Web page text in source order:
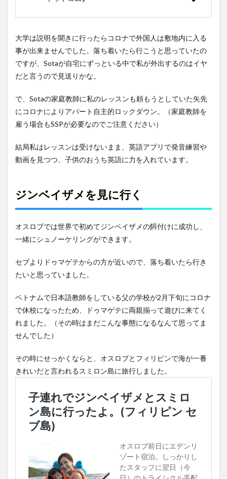
大学は説明を聞きに行ったらコロナで外国人は敷地内に入る
事が出来ませんでした。落ち着いたら行こうと思っていたの
ですが、Sotaが自宅にずっといる中で私が外出するのはイヤ
だと言うので見送りかな。
で、Sotaの家庭教師に私のレッスンも頼もうとしていた矢先
にコロナによりアパート自主的ロックダウン。（家庭教師を
雇う場合もSSPが必要なのでご注意ください）
結局私はレッスンは受けないまま、英語アプリで発音練習や
動画を見つつ、子供のおうち英語に力を入れています。
ジンベイザメを見に行く
オスロブでは世界で初めてジンベイザメの餌付けに成功し、
一緒にシュノーケリングができます。
セブよりドゥマゲテからの方が近いので、落ち着いたら行き
たいと思っていました。
ベトナムで日本語教師をしている父の学校が2月下旬にコロナ
で休校になったため、ドゥマゲテに両親揃って遊びに来てく
れました。（その時はまだこんな事態になるなんて思ってま
せんでした）
その時にせっかくならと、オスロブとフィリピンで海が一番
きれいだと言われるスミロン島に旅行しました。